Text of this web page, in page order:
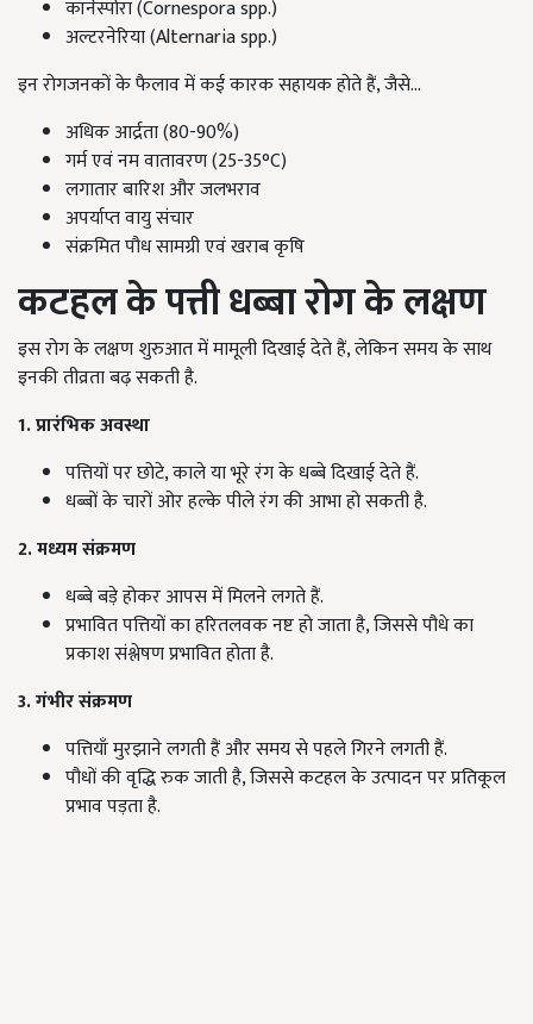
कॉर्नेस्पोरा (Cornespora spp.)
अल्टरनेरिया (Alternaria spp.)
इन रोगजनकों के फैलाव में कई कारक सहायक होते हैं, जैसे...
अधिक आर्द्रता (80-90%)
गर्म एवं नम वातावरण (25-35°C)
लगातार बारिश और जलभराव
अपर्याप्त वायु संचार
संक्रमित पौध सामग्री एवं खराब कृषि
कटहल के पत्ती धब्बा रोग के लक्षण
इस रोग के लक्षण शुरुआत में मामूली दिखाई देते हैं, लेकिन समय के साथ
इनकी तीव्रता बढ़ सकती है.
1. प्रारंभिक अवस्था
पत्तियों पर छोटे, काले या भूरे रंग के धब्बे दिखाई देते हैं.
धब्बों के चारों ओर हल्के पीले रंग की आभा हो सकती है.
2. मध्यम संक्रमण
धब्बे बड़े होकर आपस में मिलने लगते हैं.
प्रभावित पत्तियों का हरितलवक नष्ट हो जाता है, जिससे पौधे का
प्रकाश संश्लेषण प्रभावित होता है.
3. गंभीर संक्रमण
पत्तियाँ मुरझाने लगती हैं और समय से पहले गिरने लगती हैं.
पौधों की वृद्धि रुक जाती है, जिससे कटहल के उत्पादन पर प्रतिकूल
प्रभाव पड़ता है.